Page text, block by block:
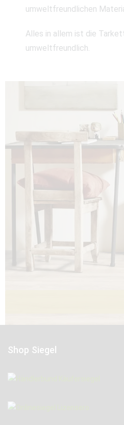
umweltfreundlichen
Alles in allem ist die
umweltfreundlich.
Shop Siegel